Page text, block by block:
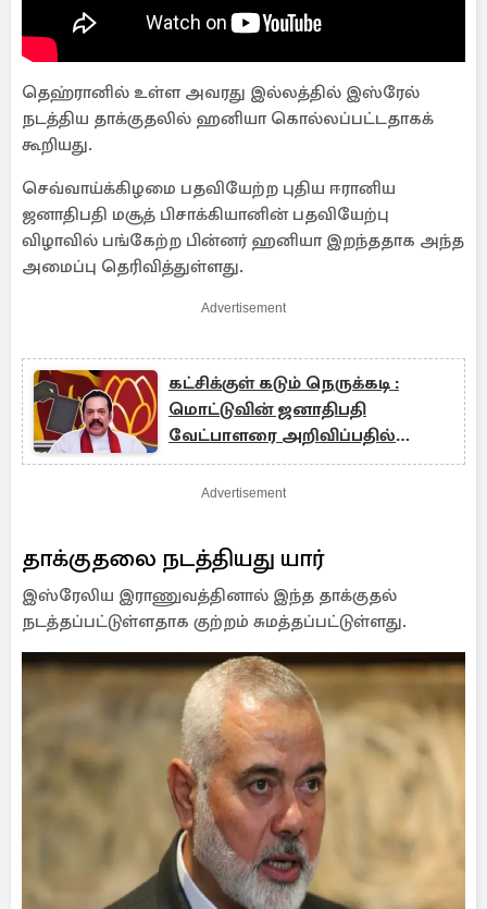
தெஹ்ரானில் உள்ள அவரது இல்லத்தில் இஸ்ரேல்
நடத்திய தாக்குதலில் ஹனியா கொல்லப்பட்டதாகக்
கூறியது.
செவ்வாய்க்கிழமை பதவியேற்ற புதிய ஈரானிய
ஜனாதிபதி மசூத் பிசாக்கியானின் பதவியேற்பு
விழாவில் பங்கேற்ற பின்னர் ஹனியா இறந்ததாக அந்த
அமைப்பு தெரிவித்துள்ளது.
Advertisement
கட்சிக்குள் கடும் நெருக்கடி :
மொட்டுவின் ஜனாதிபதி
வேட்பாளரை அறிவிப்பதில்
தாமதம்
Advertisement
தாக்குதலை நடத்தியது யார்
இஸ்ரேலிய இராணுவத்தினால் இந்த தாக்குதல்
நடத்தப்பட்டுள்ளதாக குற்றம் சுமத்தப்பட்டுள்ளது.